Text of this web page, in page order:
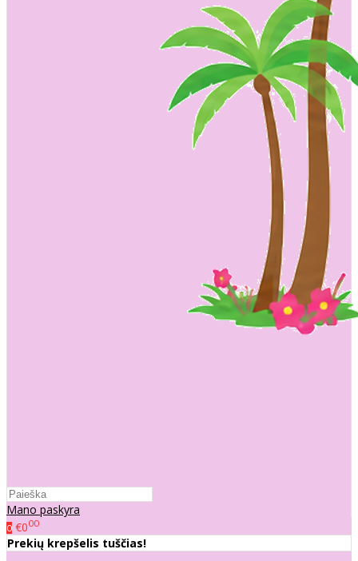
Mano paskyra
0 €000
Prekių krepšelis tuščias!